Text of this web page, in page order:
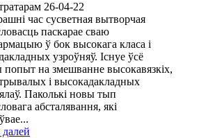
26-04-22
час сусветная вытворчая
паскарае сваю
ў бок высокага класа і
узроўняў. Існуе ўсё
на змешванне высокавязкіх,
і высокадакладных
Паколькі новы тып
абсталявання, які